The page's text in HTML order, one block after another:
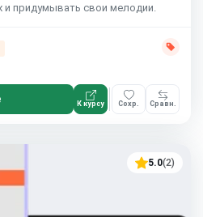
и придумывать свои мелодии.
К курсу Сохр. Сравн.
5.0(2)